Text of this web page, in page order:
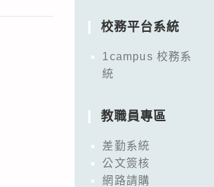
校務平台系統
1campus 校務系
統
教職員專區
差勤系統
公文簽核
網路請購